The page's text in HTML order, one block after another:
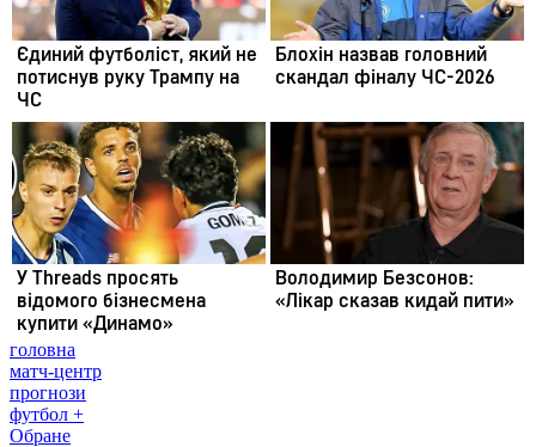
головна
матч-центр
прогнози
футбол +
Обране